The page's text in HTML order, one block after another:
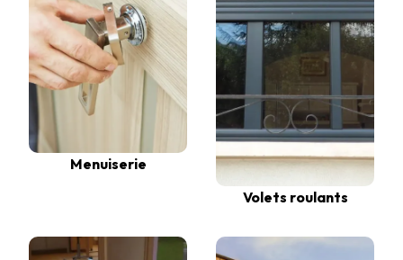
Menuiserie
Volets roulants